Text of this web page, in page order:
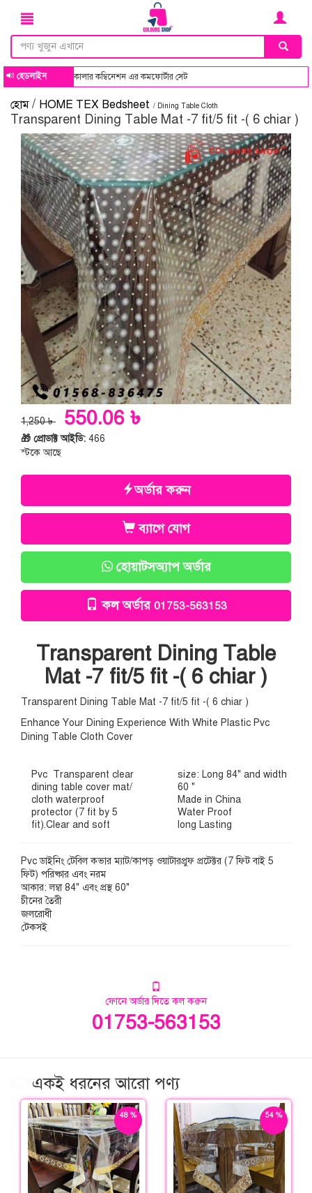
হেডলাইন
ও কালার কম্বিনেশন এর কমফোর্টার সেট
হোম / HOME TEX Bedsheet / Dining Table Cloth
Transparent Dining Table Mat -7 fit/5 fit -( 6 chiar )
1,250 ৳ 550.06 ৳
🎁 প্রোডাক্ট আইডি: 466
স্টকে আছে
অর্ডার করুন
ব্যাগে যোগ
হোয়াটসঅ্যাপ অর্ডার
কল অর্ডার 01753-563153
Transparent Dining Table
Mat -7 fit/5 fit -( 6 chiar )
Transparent Dining Table Mat -7 fit/5 fit -( 6 chiar )
Enhance Your Dining Experience With White Plastic Pvc
Dining Table Cloth Cover
Pvc Transparent clear
dining table cover mat/
cloth waterproof
protector (7 fit by 5
fit).Clear and soft
size: Long 84" and width
60 "
Made in China
Water Proof
long Lasting
Pvc ডাইনিং টেবিল কভার ম্যাট/কাপড় ওয়াটারপ্রুফ প্রটেক্টর (7 ফিট বাই 5
ফিট) পরিষ্কার এবং নরম
আকার: লম্বা 84" এবং প্রস্থ 60"
চীনের তৈরী
জলরোধী
টেকসই
ফোনে অর্ডার দিতে কল করুন
01753-563153
একই ধরনের আরো পণ্য
48 %
54 %